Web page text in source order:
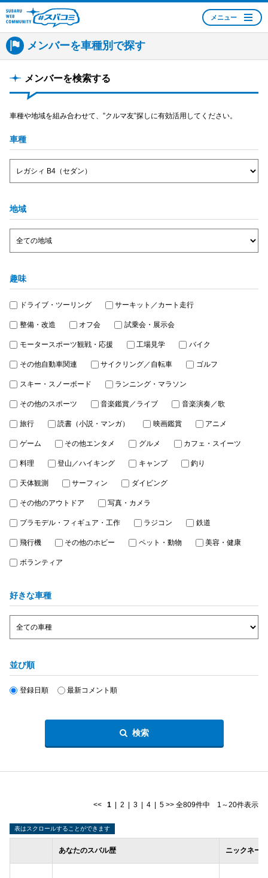
SUBARU WEB
COMMUNITY #スバコ
ミ
メニュー
メンバーを車種別で探す
メンバーを検索する
車種や地域を組み合わせて、”クルマ友”探しに有効活用してください。
車種
地域
趣味
ドライブ・ツーリング サーキット／カート走行
整備・改造 オフ会 試乗会・展示会
モータースポーツ観戦・応援 工場見学 バイク
その他自動車関連 サイクリング／自転車 ゴルフ
スキー・スノーボード ランニング・マラソン
その他のスポーツ 音楽鑑賞／ライブ 音楽演奏／歌
旅行 読書（小説・マンガ） 映画鑑賞 アニメ
ゲーム その他エンタメ グルメ カフェ・スイーツ
料理 登山／ハイキング キャンプ 釣り
天体観測 サーフィン ダイビング
その他のアウトドア 写真・カメラ
プラモデル・フィギュア・工作 ラジコン 鉄道
飛行機 その他のホビー ペット・動物 美容・健康
ボランティア
好きな車種
並び順
登録日順 最新コメント順
検索
<< 1 2 3 4 5 >> 全809件中 1～20件表示
あなたのスバル歴 ニックネーム